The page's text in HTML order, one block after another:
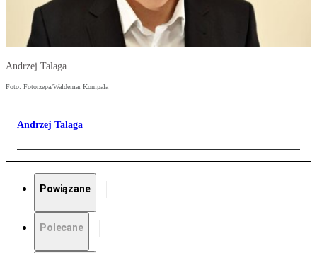
Andrzej Talaga
Foto: Fotorzepa/Waldemar Kompala
Andrzej Talaga
Powiązane
Polecane